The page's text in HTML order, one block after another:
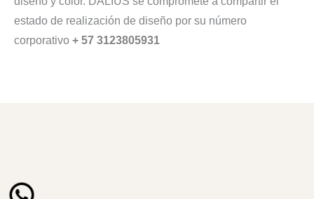
estado de realización de diseño por su número
corporativo + 57 3123805931